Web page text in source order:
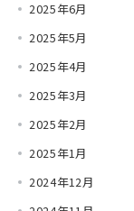
2025年6月
2025年5月
2025年4月
2025年3月
2025年2月
2025年1月
2024年12月